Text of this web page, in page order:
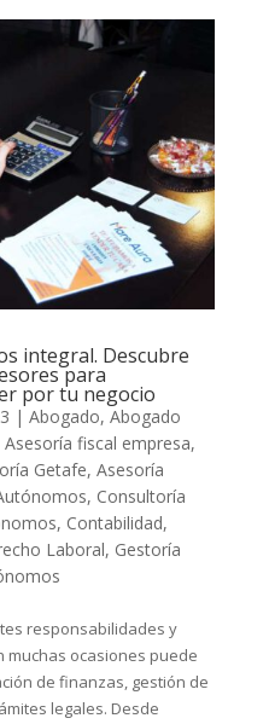
integral. Descubre
para
por tu negocio
| Abogado, Abogado
Asesoría fiscal empresa,
Getafe, Asesoría
, Consultoría
, Contabilidad,
Laboral, Gestoría
responsabilidades y
muchas ocasiones puede
de finanzas, gestión de
legales. Desde